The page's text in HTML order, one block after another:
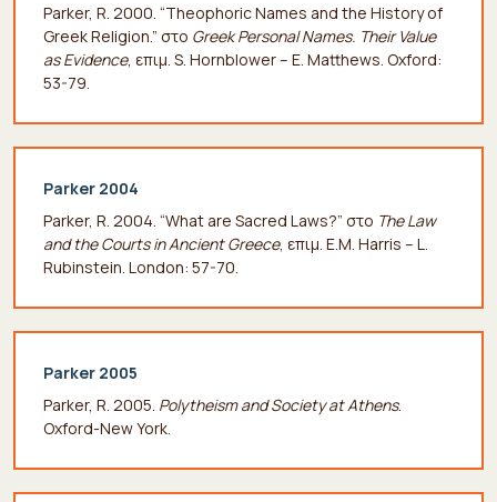
Parker, R. 2000. “Theophoric Names and the History of
Greek Religion.” στο Greek Personal Names. Their Value
as Evidence, επιμ. S. Hornblower – E. Matthews. Oxford:
53-79.
Parker 2004
Parker, R. 2004. “What are Sacred Laws?” στο The Law
and the Courts in Ancient Greece, επιμ. E.M. Harris – L.
Rubinstein. London: 57-70.
Parker 2005
Parker, R. 2005. Polytheism and Society at Athens.
Oxford-New York.